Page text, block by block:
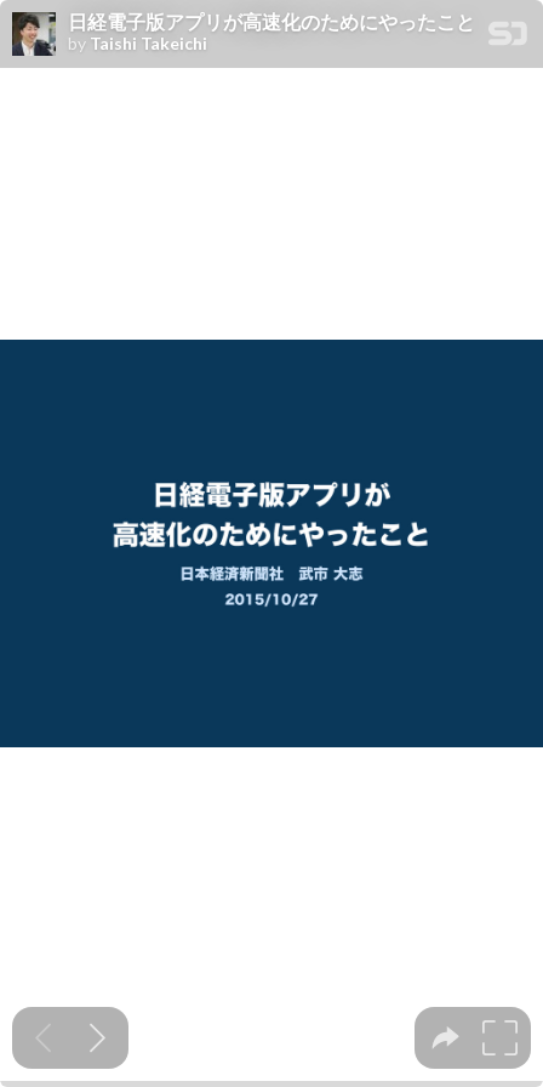
日経電子版アプリが高速化のためにやったこと
by Taishi Takeichi